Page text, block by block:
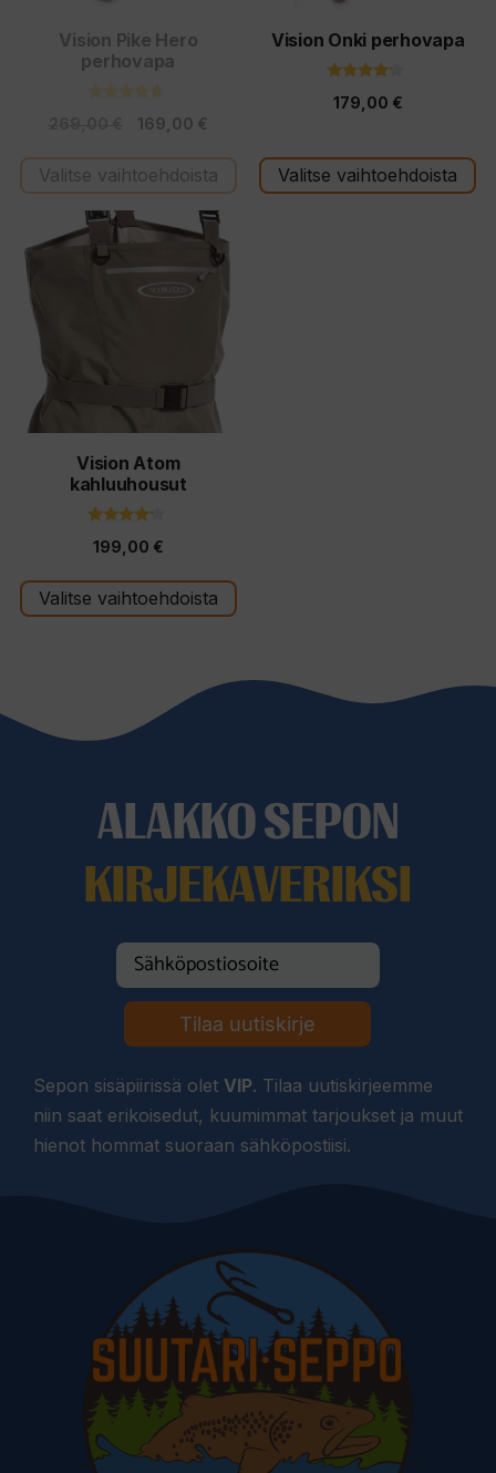
Vision Pike Hero
perhovapa
5:stäAlkuperäinen
oli:
269,00 €.
169,00 €
on:
169,00 €.
Valitse vaihtoehdoista
tuotteen
Vision Onki perhovapa
5:stä
179,00 €
Valitse vaihtoehdoista
tuotteen
Vision Atom
kahluuhousut
5:stä
199,00 €
Valitse vaihtoehdoista
tuotteella
on
useampi
muunnelma.
Voit
tehdä
valinnat
tuotteen
sivulla.
ALAKKO SEPON
KIRJEKAVERIKSI
Tilaa uutiskirje
Sepon sisäpiirissä olet VIP. Tilaa uutiskirjeemme
niin saat erikoisedut, kuumimmat tarjoukset ja muut
hienot hommat suoraan sähköpostiisi.